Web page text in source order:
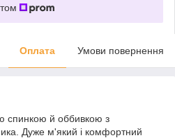
Оплата Умови повернення
спинкою й оббивкою з
Дуже м'який і комфортний